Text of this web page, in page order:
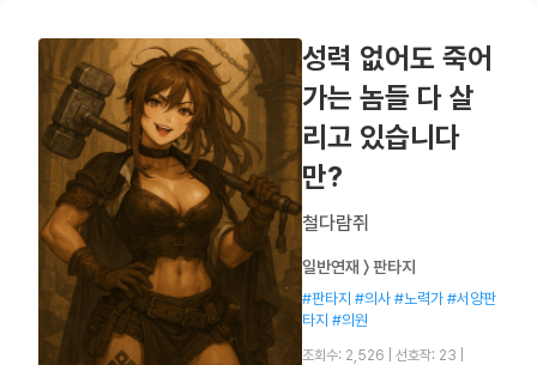
성력 없어도 죽어
가는 놈들 다 살
리고 있습니다
만?
철다람쥐
일반연재 〉 판타지
#판타지 #의사 #노력가 #서양판
타지 #의원
조회수: 2,526 선호작: 23